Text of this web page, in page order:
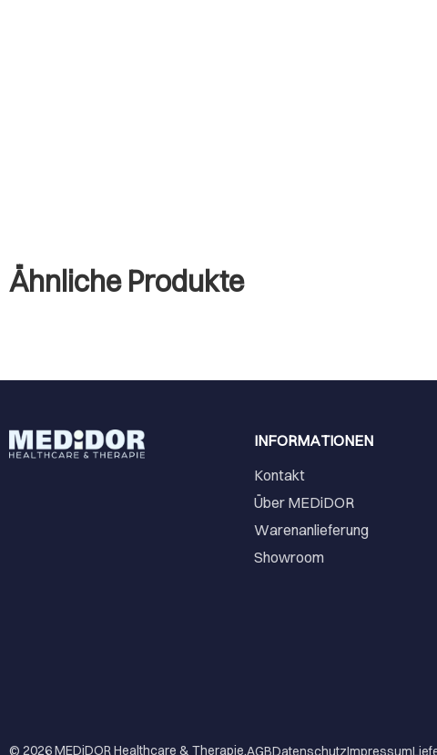
Ähnliche Produkte
INFORMATIONEN
Kontakt
Über MEDiDOR
Warenanlieferung
Showroom
© 2026MEDiDOR Healthcare & Therapie.AGBDatenschutzImpressum